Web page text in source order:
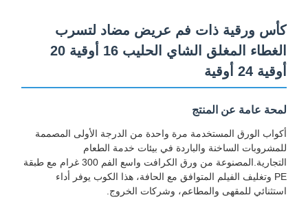
كأس ورقية ذات فم عريض مضاد لتسرب
الغطاء المغلق الشاي الحليب 16 أوقية 20
أوقية 24 أوقية
لمحة عامة عن المنتج
أكواب الورق المستخدمة مرة واحدة من الدرجة الأولى المصممة
للمشروبات الساخنة والباردة في بيئات خدمة الطعام
التجارية.المصنوعة من ورق الكرافت واسع الفم 300 غرام مع طبقة
PE وتغليف الفيلم المتوافق مع الحافة، هذا الكوب يوفر أداء
استثنائي للمقهى والمطاعم، وشركات الخروج.